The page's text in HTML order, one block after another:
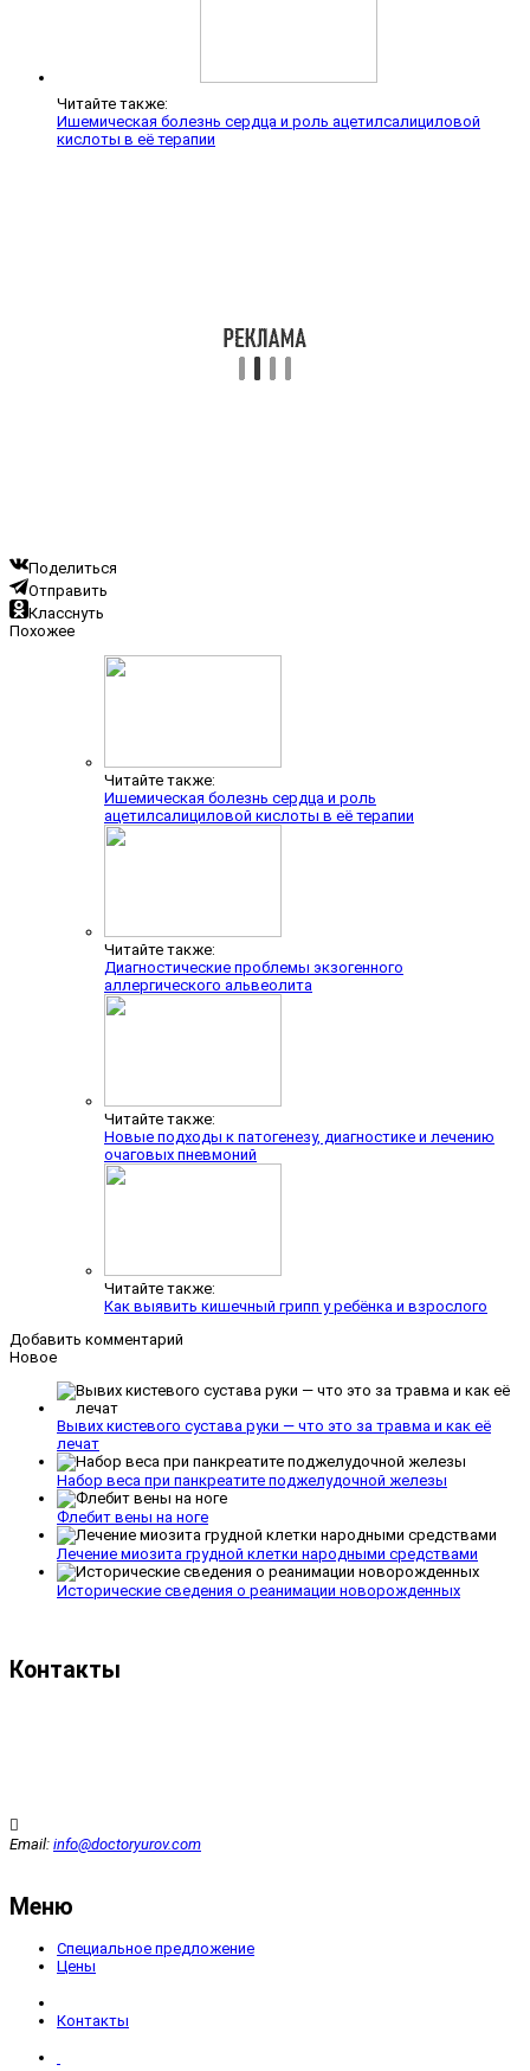
Читайте также:
Ишемическая болезнь сердца и роль ацетилсалициловой
кислоты в её терапии
Поделиться
Отправить
Класснуть
Похожее
Читайте также:
Ишемическая болезнь сердца и роль
ацетилсалициловой кислоты в её терапии
Читайте также:
Диагностические проблемы экзогенного
аллергического альвеолита
Читайте также:
Новые подходы к патогенезу, диагностике и лечению
очаговых пневмоний
Читайте также:
Как выявить кишечный грипп у ребёнка и взрослого
Добавить комментарий
Новое
Вывих кистевого сустава руки — что это за травма и как её
лечат
Набор веса при панкреатите поджелудочной железы
Флебит вены на ноге
Лечение миозита грудной клетки народными средствами
Исторические сведения о реанимации новорожденных
Контакты
Email: info@doctoryurov.com
Меню
Специальное предложение
Цены
Контакты